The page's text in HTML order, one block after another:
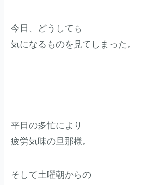
今日、どうしても
気になるものを見てしまった。
平日の多忙により
疲労気味の旦那様。
そして土曜朝からの